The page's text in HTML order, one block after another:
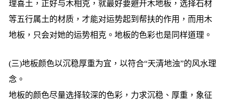
理喜土，正好与木相克，就最好要避开木地板，选择石材
等五行属土的材质，才能对运势起到帮扶的作用，而用木
地板，只会对她的运势相克。地板的色彩也是同样道理。
(三)地板颜色以沉稳厚重为宜，以符合“天清地浊”的风水理
念。
地板的颜色尽量选择较深的色彩，力求沉稳、厚重，象征